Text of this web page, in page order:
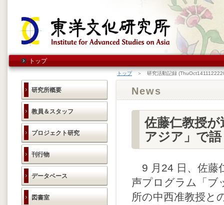
トップ
研究所概要
教員＆スタッフ
プロジェクト研究
刊行物
データベース
図書室
トップ＞ 研究活動記録
News
佐藤仁教授
アジア」で
9 月24 日、佐藤
声プログラム「ブ
所の中西准教授と